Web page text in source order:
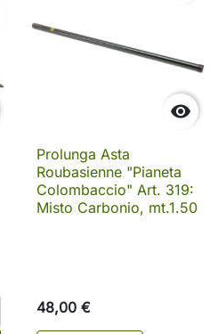

Prolunga Asta
Roubasienne "Pianeta
Colombaccio" Art. 319:
Misto Carbonio, mt.1.50
48,00 €